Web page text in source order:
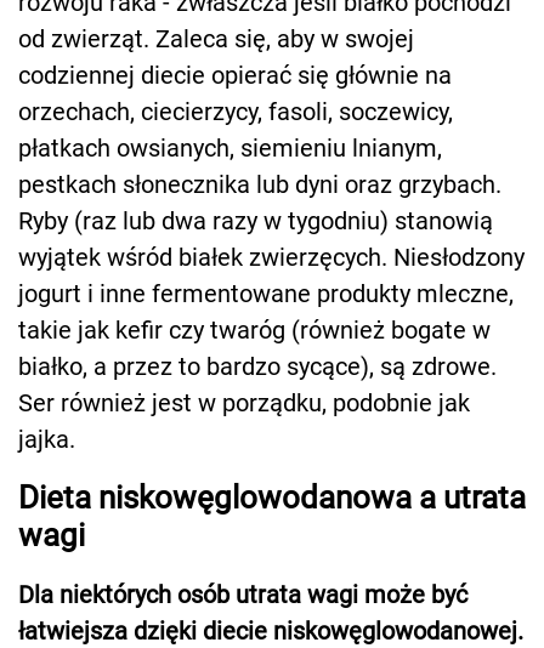
od zwierząt. Zaleca się, aby w swojej
codziennej diecie opierać się głównie na
orzechach, ciecierzycy, fasoli, soczewicy,
płatkach owsianych, siemieniu lnianym,
pestkach słonecznika lub dyni oraz grzybach.
Ryby (raz lub dwa razy w tygodniu) stanowią
wyjątek wśród białek zwierzęcych. Niesłodzony
jogurt i inne fermentowane produkty mleczne,
takie jak kefir czy twaróg (również bogate w
białko, a przez to bardzo sycące), są zdrowe.
Ser również jest w porządku, podobnie jak
jajka.
Dieta niskowęglowodanowa a utrata
wagi
Dla niektórych osób utrata wagi może być
łatwiejsza dzięki diecie niskowęglowodanowej.